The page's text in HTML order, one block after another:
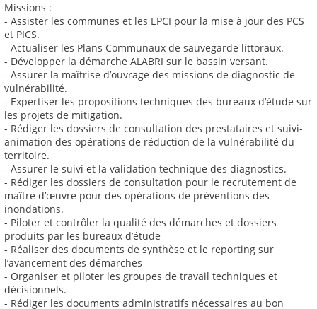
Missions :
- Assister les communes et les EPCI pour la mise à jour des PCS
et PICS.
- Actualiser les Plans Communaux de sauvegarde littoraux.
- Développer la démarche ALABRI sur le bassin versant.
- Assurer la maîtrise d’ouvrage des missions de diagnostic de
vulnérabilité.
- Expertiser les propositions techniques des bureaux d’étude sur
les projets de mitigation.
- Rédiger les dossiers de consultation des prestataires et suivi-
animation des opérations de réduction de la vulnérabilité du
territoire.
- Assurer le suivi et la validation technique des diagnostics.
- Rédiger les dossiers de consultation pour le recrutement de
maître d’œuvre pour des opérations de préventions des
inondations.
- Piloter et contrôler la qualité des démarches et dossiers
produits par les bureaux d’étude
- Réaliser des documents de synthèse et le reporting sur
l’avancement des démarches
- Organiser et piloter les groupes de travail techniques et
décisionnels.
- Rédiger les documents administratifs nécessaires au bon